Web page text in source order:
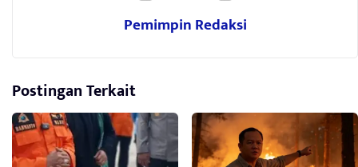
Pemimpin Redaksi
Postingan Terkait